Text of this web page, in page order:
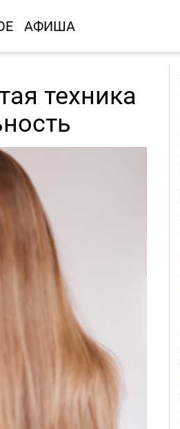
АФИША
техника